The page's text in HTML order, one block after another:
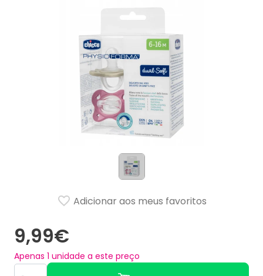
9,99€
Apenas 1 unidade a este preço
Adicionar aos meus favoritos